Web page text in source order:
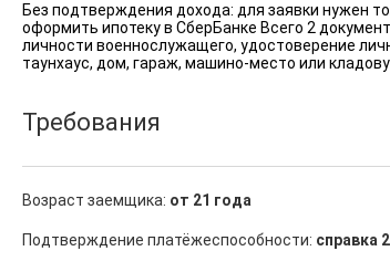
Без подтверждения дохода: для заявки нужен
оформить ипотеку в СберБанке Всего 2
личности военнослужащего, удостоверение
таунхаус, дом, гараж, машино-место или
Требования
Возраст заемщика: от 21 года
Подтверждение платёжеспособности: справка